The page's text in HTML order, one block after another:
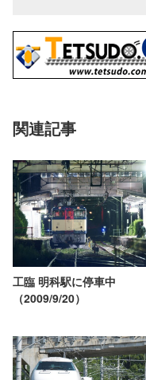
関連記事
工臨 明科駅に停車中
（2009/9/20）